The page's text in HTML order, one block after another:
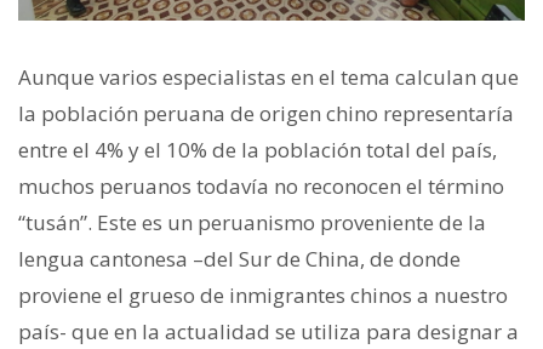
Aunque varios especialistas en el tema calculan que
la población peruana de origen chino representaría
entre el 4% y el 10% de la población total del país,
muchos peruanos todavía no reconocen el término
“tusán”. Este es un peruanismo proveniente de la
lengua cantonesa –del Sur de China, de donde
proviene el grueso de inmigrantes chinos a nuestro
país- que en la actualidad se utiliza para designar a